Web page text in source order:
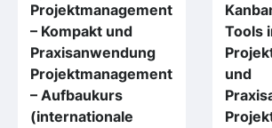
Projektmanagement
– Kompakt und
Praxisanwendung
Projektmanagement
– Aufbaukurs
(internationale
Tools
und